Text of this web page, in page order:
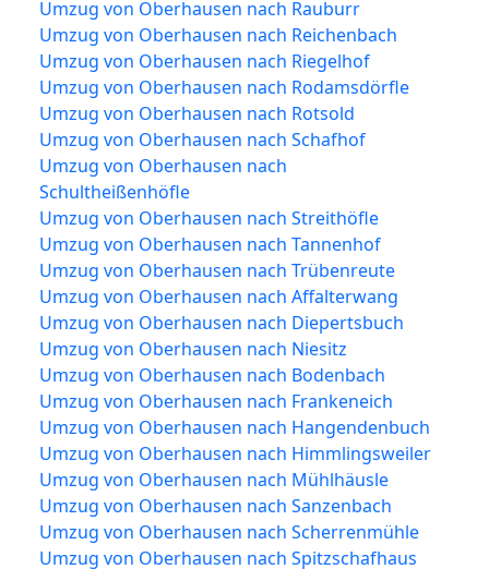
Umzug von Oberhausen nach Rauburr
Umzug von Oberhausen nach Reichenbach
Umzug von Oberhausen nach Riegelhof
Umzug von Oberhausen nach Rodamsdörfle
Umzug von Oberhausen nach Rotsold
Umzug von Oberhausen nach Schafhof
Umzug von Oberhausen nach
Schultheißenhöfle
Umzug von Oberhausen nach Streithöfle
Umzug von Oberhausen nach Tannenhof
Umzug von Oberhausen nach Trübenreute
Umzug von Oberhausen nach Affalterwang
Umzug von Oberhausen nach Diepertsbuch
Umzug von Oberhausen nach Niesitz
Umzug von Oberhausen nach Bodenbach
Umzug von Oberhausen nach Frankeneich
Umzug von Oberhausen nach Hangendenbuch
Umzug von Oberhausen nach Himmlingsweiler
Umzug von Oberhausen nach Mühlhäusle
Umzug von Oberhausen nach Sanzenbach
Umzug von Oberhausen nach Scherrenmühle
Umzug von Oberhausen nach Spitzschafhaus